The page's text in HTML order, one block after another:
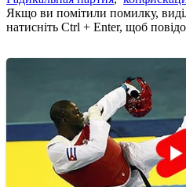
Якщо ви помітили помилку,
натисніть Ctrl + Enter, щоб